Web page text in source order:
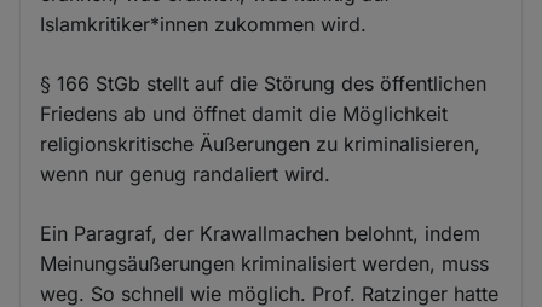
Islamkritiker*innen zukommen wird.
§ 166 StGb stellt auf die Störung des öffentlichen
Friedens ab und öffnet damit die Möglichkeit
religionskritische Äußerungen zu kriminalisieren,
wenn nur genug randaliert wird.
Ein Paragraf, der Krawallmachen belohnt, indem
Meinungsäußerungen kriminalisiert werden, muss
weg. So schnell wie möglich. Prof. Ratzinger hatte